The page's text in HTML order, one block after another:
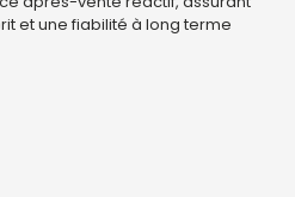
et une fiabilité à long terme